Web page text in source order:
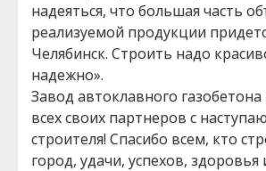
надеяться, что большая часть
реализуемой продукции
Челябинск. Строить надо
надежно».
Завод автоклавного
всех своих партнеров с
строителя! Спасибо всем, кто
город, удачи, успехов, здоровья